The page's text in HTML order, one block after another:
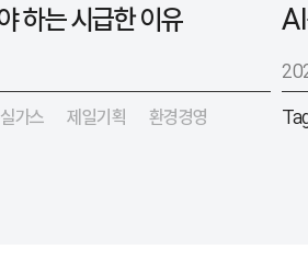
하는 시급한 이유
가스 제일기획 환경경영